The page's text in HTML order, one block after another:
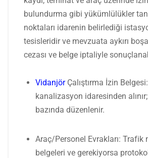
bulundurma gibi yükümlülükler
noktaları idarenin belirlediği
tesisleridir ve mevzuata aykırı
cezası ve belge iptaliyle
VidanjörÇalıştırma İzin
kanalizasyon idaresinden
bazında düzenlenir.
Araç/Personel Evrakları: Trafik
belgeleri ve gerekiyorsa